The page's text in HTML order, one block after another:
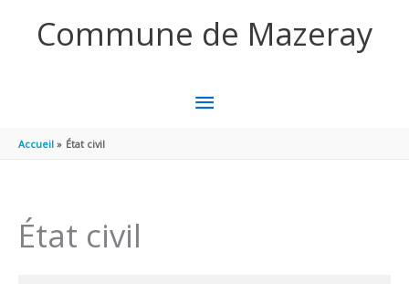
Commune de Mazeray
MENU
Accueil État civil
État civil